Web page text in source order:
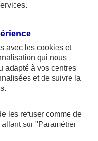
avec les cookies et
qui nous
adapté à vos centres
et de suivre la
les refuser comme de
allant sur "Paramétrer